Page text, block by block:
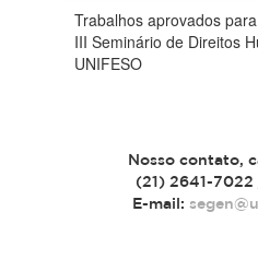
Trabalhos aprovados
III Seminário de Direitos
UNIFESO
Nosso contato,
(21) 2641-
E-mail: